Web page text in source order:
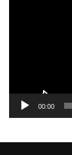
00:00